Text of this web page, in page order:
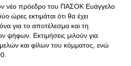
νέο πρόεδρο του ΠΑΣΟΚ Ευάγγελο
ώρες εκτιμάται ότι θα έχει
για το αποτέλεσμα και τη
ψήφων. Εκτιμήσεις μιλούν για
και φίλων του κόμματος, ενώ